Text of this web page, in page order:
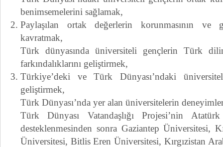
benimsemelerini sağlamak,
Paylaşılan ortak değerlerin korunmasının ve
kavratmak,
Türk dünyasında üniversiteli gençlerin Türk
farkındalıklarını geliştirmek,
Türkiye’deki ve Türk Dünyası’ndaki
geliştirmek,
Türk Dünyası’nda yer alan üniversitelerin
Türk Dünyası Vatandaşlığı Projesi’nin
desteklenmesinden sonra Gaziantep Üniversitesi,
Üniversitesi, Bitlis Eren Üniversitesi, Kırgızistan